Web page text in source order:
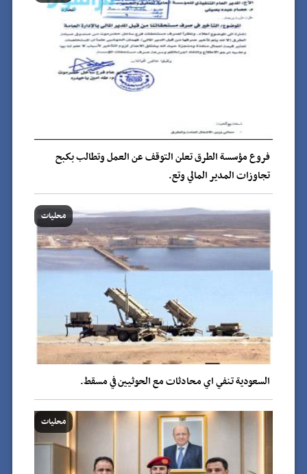
فروع مؤسسة الطرق تعلن التوقف عن العمل وتطالب بكبح
تجاوزات المدير المالي وتع.
محليات
السعودية تنفي اي محادثات مع الحوثيين في مسقط.
محليات